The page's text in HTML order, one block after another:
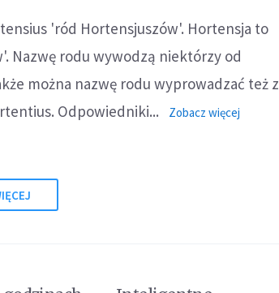
'ród Hortensjuszów'. Hortensja to
Nazwę rodu wywodzą niektórzy od
można nazwę rodu wyprowadzać też z
Odpowiedniki...
Zobacz więcej